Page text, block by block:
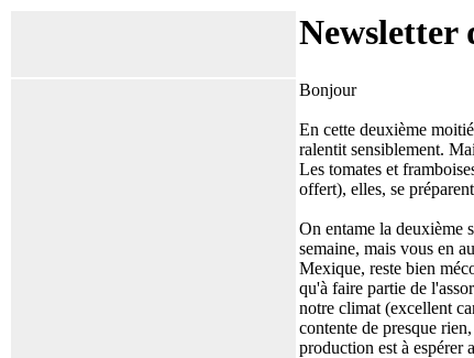
Newsletter
Bonjour
En cette deuxième
ralentit sensiblement.
Les tomates et
offert), elles, se
On entame la deuxième
semaine, mais vous en
Mexique, reste bien
qu'à faire partie de
notre climat (excellent
contente de presque
production est à espérer